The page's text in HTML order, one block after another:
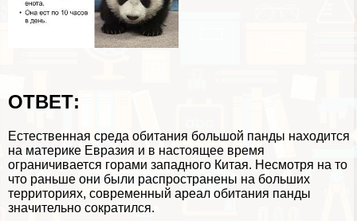
ОТВЕТ:
Естественная среда обитания большой панды находится
на материке Евразия и в настоящее время
ограничивается горами западного Китая. Несмотря на то
что раньше они были распространены на больших
территориях, современный ареал обитания панды
значительно сократился.